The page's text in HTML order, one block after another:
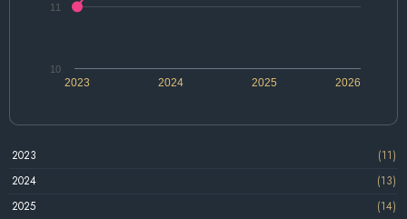
2024 2026
2023 2025
10
11
2023
(11)
2024
(13)
2025
(14)